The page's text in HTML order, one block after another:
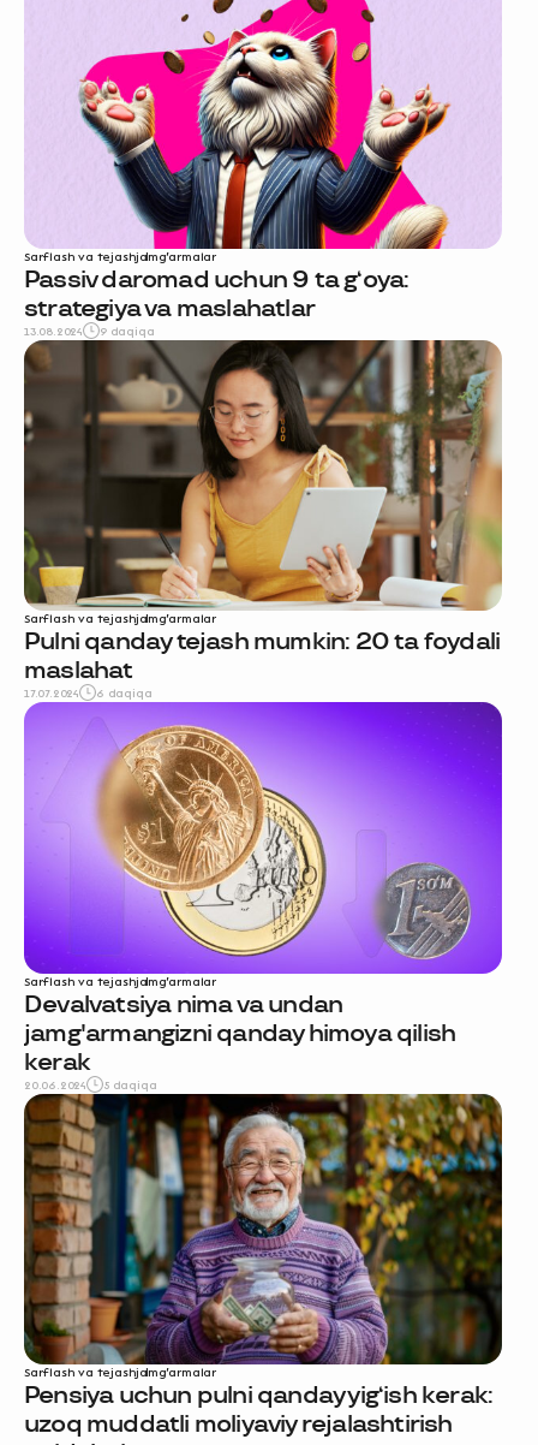
Sarflash va tejashjamg‘armalar
Passiv daromad uchun 9 ta g‘oya:
strategiya va maslahatlar
13.08.2024 9 daqiqa
Sarflash va tejashjamg‘armalar
Pulni qanday tejash mumkin: 20 ta foydali
maslahat
17.07.2024 6 daqiqa
Sarflash va tejashjamg‘armalar
Devalvatsiya nima va undan
jamg'armangizni qanday himoya qilish
kerak
20.06.2024 5 daqiqa
Sarflash va tejashjamg‘armalar
Pensiya uchun pulni qanday yig‘ish kerak:
uzoq muddatli moliyaviy rejalashtirish